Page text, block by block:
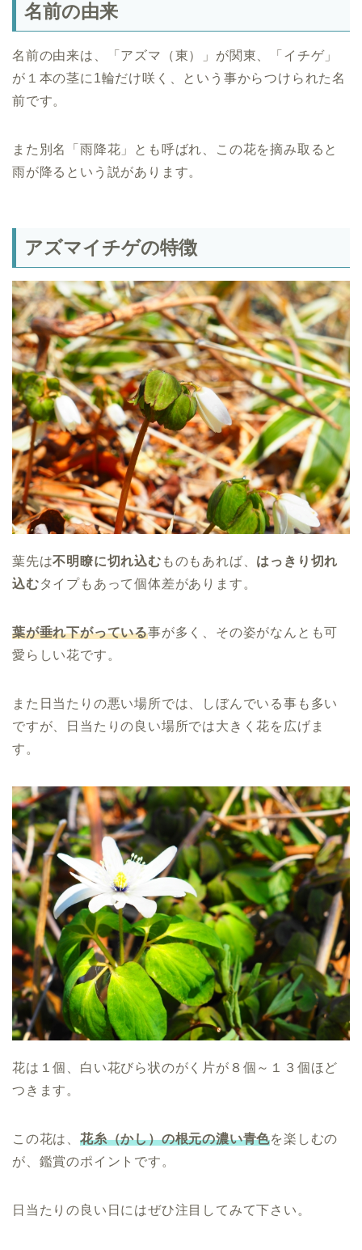
名前の由来
名前の由来は、「アズマ（東）」が関東、「イチゲ」
が１本の茎に1輪だけ咲く、という事からつけられた名
前です。
また別名「雨降花」とも呼ばれ、この花を摘み取ると
雨が降るという説があります。
アズマイチゲの特徴
葉先は不明瞭に切れ込む ものもあれば、 はっきり切れ
込むタイプもあって個体差があります。
葉が垂れ下がっている事が多く、その姿がなんとも可
愛らしい花です。
また日当たりの悪い場所では、しぼんでいる事も多い
ですが、日当たりの良い場所では大きく花を広げま
す。
花は１個、白い花びら状のがく片が８個～１３個ほど
つきます。
この花は、 花糸（かし）の根元の濃い青色を楽しむの
が、鑑賞のポイントです。
日当たりの良い日にはぜひ注目してみて下さい。